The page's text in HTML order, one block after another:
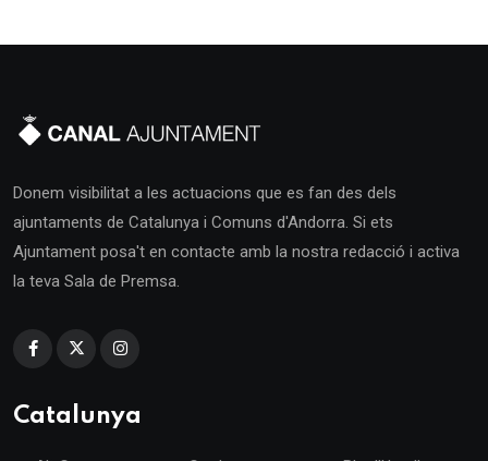
Donem visibilitat a les actuacions que es fan des dels
ajuntaments de Catalunya i Comuns d'Andorra. Si ets
Ajuntament posa't en contacte amb la nostra redacció i activa
la teva Sala de Premsa.
Catalunya